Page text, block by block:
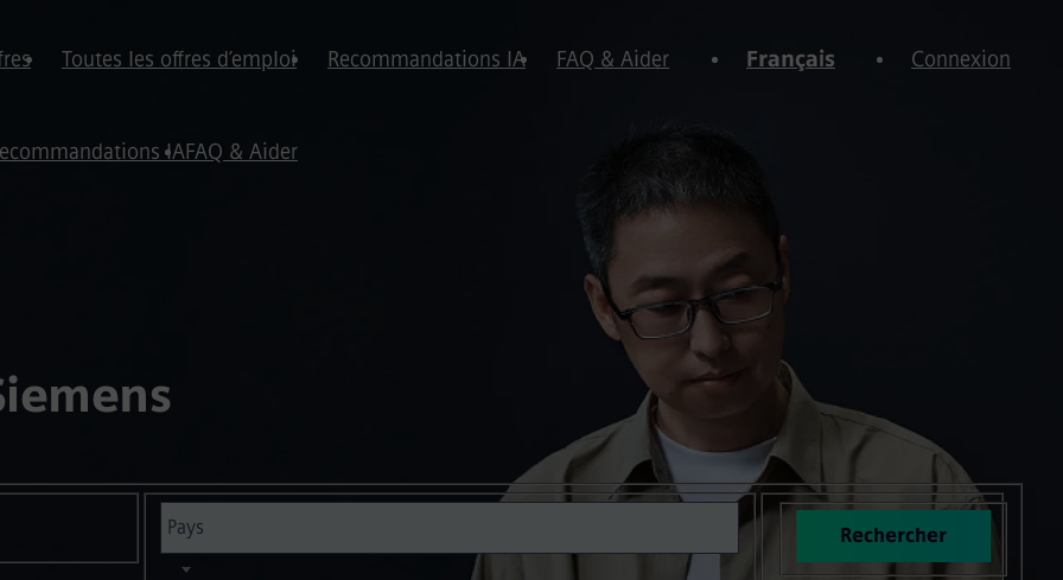
Toutes les offres d’emploi Recommandations IA FAQ & Aider Français Connexion
IAFAQ & Aider
Rechercher